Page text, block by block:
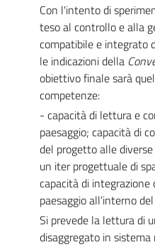
Con l'intento di
teso al controllo e alla
compatibile e integrato
le indicazioni della
obiettivo finale sarà
competenze:
- capacità di lettura e
paesaggio; capacità di
del progetto alle
un iter progettuale di
capacità di
paesaggio all’interno
Si prevede la lettura di
disaggregato in